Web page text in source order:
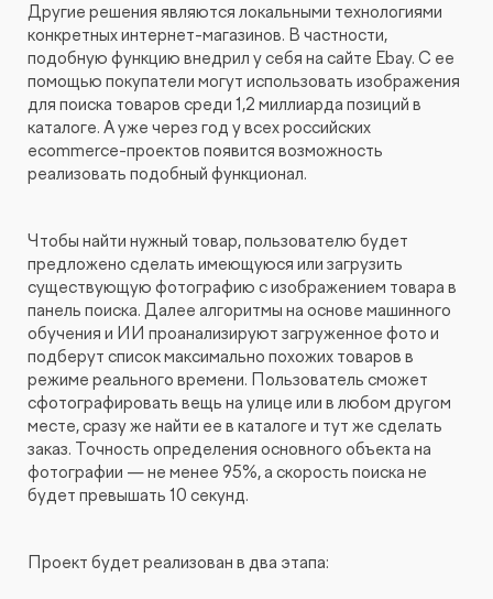
Другие решения являются локальными технологиями
конкретных интернет-магазинов. В частности,
подобную функцию внедрил у себя на сайте Ebay. С ее
помощью покупатели могут использовать изображения
для поиска товаров среди 1,2 миллиарда позиций в
каталоге. А уже через год у всех российских
ecommerce-проектов появится возможность
реализовать подобный функционал.
Чтобы найти нужный товар, пользователю будет
предложено сделать имеющуюся или загрузить
существующую фотографию с изображением товара в
панель поиска. Далее алгоритмы на основе машинного
обучения и ИИ проанализируют загруженное фото и
подберут список максимально похожих товаров в
режиме реального времени. Пользователь сможет
сфотографировать вещь на улице или в любом другом
месте, сразу же найти ее в каталоге и тут же сделать
заказ. Точность определения основного объекта на
фотографии — не менее 95%, а скорость поиска не
будет превышать 10 секунд.
Проект будет реализован в два этапа: